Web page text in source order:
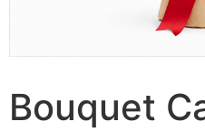
Bouquet